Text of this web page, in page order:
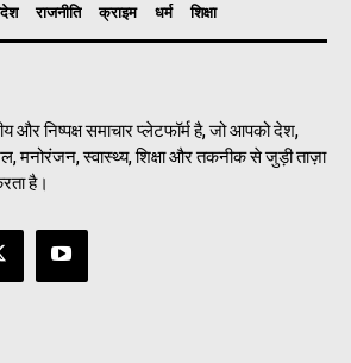
राजनीति क्राइम धर्म शिक्षा
और निष्पक्ष समाचार प्लेटफॉर्म है, जो आपको देश,
मनोरंजन, स्वास्थ्य, शिक्षा और तकनीक से जुड़ी ताज़ा
है।